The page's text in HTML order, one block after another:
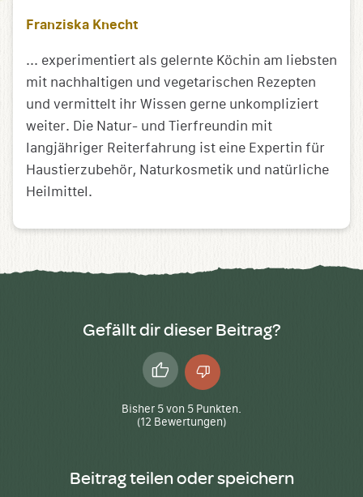
Franziska Knecht
... experimentiert als gelernte Köchin am liebsten
mit nachhaltigen und vegetarischen Rezepten
und vermittelt ihr Wissen gerne unkompliziert
weiter. Die Natur- und Tierfreundin mit
langjähriger Reiterfahrung ist eine Expertin für
Haustierzubehör, Naturkosmetik und natürliche
Heilmittel.
Gefällt dir dieser Beitrag?
Daumen
hoch
Daumen
runter
Bisher 5von 5 Punkten.
(12 Bewertungen)
Beitrag teilen oder speichern